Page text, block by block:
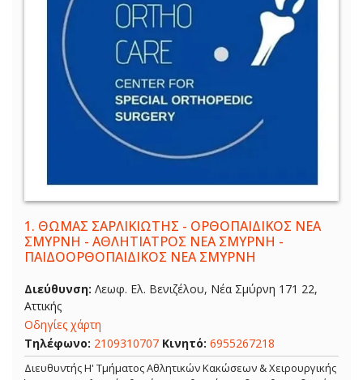
1. ΘΩΜΑΣ ΣΑΡΛΙΚΙΩΤΗΣ - ΟΡΘΟΠΑΙΔΙΚΟΣ ΝΕΑ
ΣΜΥΡΝΗ - ΑΘΛΗΤΙΑΤΡΟΣ ΝΕΑ ΣΜΥΡΝΗ -
ΠΑΙΔΟΟΡΘΟΠΑΙΔΙΚΟΣ ΝΕΑ ΣΜΥΡΝΗ
Διεύθυνση: Λεωφ. Ελ. Βενιζέλου, Νέα Σμύρνη 171 22,
Αττικής
Οδηγίες χάρτη
Τηλέφωνο: 2109310707 Κινητό: 6955267218
Διευθυντής Η' Τμήματος Αθλητικών Κακώσεων & Χειρουργικής